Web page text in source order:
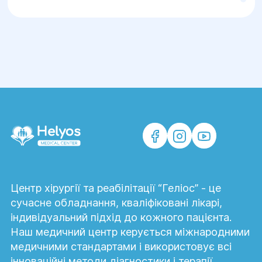
допомогою замісної терапії.
вести повноцінне життя після операції.
Сучасна ендокринна хірургія зводить до
мінімуму ризик ускладнень. Можливі
тимчасові зміни голосу, набряки чи
коливання рівня гормонів, які
контролюються під час відновлення під
Центр хірургії та реабілітації “Геліос” - це
сучасне обладнання, кваліфіковані лікарі,
індивідуальний підхід до кожного пацієнта.
Наш медичний центр керується міжнародними
медичними стандартами і використовує всі